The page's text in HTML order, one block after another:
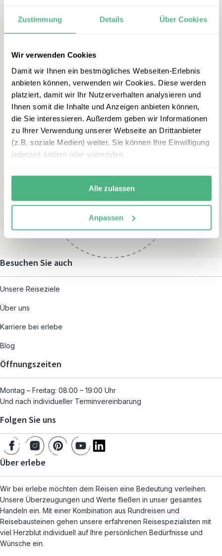
Zustimmung Details Über Cookies
Wir verwenden Cookies
Damit wir Ihnen ein bestmögliches Webseiten-Erlebnis
anbieten können, verwenden wir Cookies. Diese werden
platziert, damit wir Ihr Nutzerverhalten analysieren und
Ihnen somit die Inhalte und Anzeigen anbieten können,
die Sie interessieren. Außerdem geben wir Informationen
zu Ihrer Verwendung unserer Webseite an Drittanbieter
(z.B. soziale Medien) weiter. Sie können Ihre Einwilligung
jederzeit ändern oder widerrufen.
Alle zulassen
Anpassen
E-Mail
tansania@erlebe.de
Montag – Freitag:
und nach individueller
Terminvereinbarung
Besuchen Sie auch
Unsere Reiseziele
Über uns
Karriere bei erlebe
Blog
Öffnungszeiten
Montag – Freitag: 08:00 – 19:00 Uhr
Und nach individueller Terminvereinbarung
Folgen Sie uns
Über erlebe
Wir bei erlebe möchten dem Reisen eine Bedeutung verleihen.
Unsere Überzeugungen und Werte fließen in unser gesamtes
Handeln ein. Mit einer Kombination aus Rundreisen und
Reisebausteinen gehen unsere erfahrenen Reisespezialisten mit
viel Herzblut individuell auf Ihre persönlichen Bedürfnisse und
Wünsche ein.